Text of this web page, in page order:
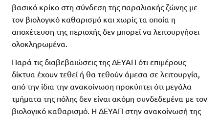
βασικό κρίκο στη σύνδεση της παραλιακής ζώνης με
τον βιολογικό καθαρισμό και χωρίς τα οποία η
αποχέτευση της περιοχής δεν μπορεί να λειτουργήσει
ολοκληρωμένα.
Παρά τις διαβεβαιώσεις της ΔΕΥΑΠ ότι επιμέρους
δίκτυα έχουν τεθεί ή θα τεθούν άμεσα σε λειτουργία,
από την ίδια την ανακοίνωση προκύπτει ότι μεγάλα
τμήματα της πόλης δεν είναι ακόμη συνδεδεμένα με τον
βιολογικό καθαρισμό. Η ΔΕΥΑΠ στην ανακοίνωσή της